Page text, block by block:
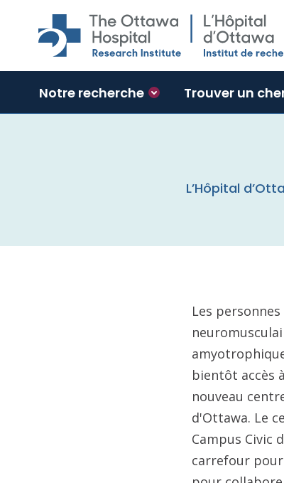
Skip to main content
Notre recherche Trouver un
L’Hôpital
Les
bientôt accès
nouveau
d'Ottawa. Le
Campus Civic
carrefour